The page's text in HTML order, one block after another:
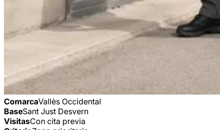
ComarcaVallès Occidental
BaseSant Just Desvern
VisitasCon cita previa